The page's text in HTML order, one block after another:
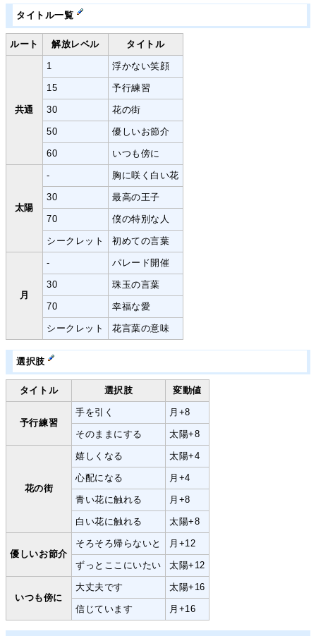
タイトル一覧
ルート 解放レベル タイトル
共通
1 浮かない笑顔
15 予行練習
30 花の街
50 優しいお節介
60 いつも傍に
太陽
- 胸に咲く白い花
30 最高の王子
70 僕の特別な人
シークレット 初めての言葉
月
- パレード開催
30 珠玉の言葉
70 幸福な愛
シークレット 花言葉の意味
選択肢
タイトル 選択肢 変動値
予行練習
手を引く 月+8
そのままにする 太陽+8
花の街
嬉しくなる 太陽+4
心配になる 月+4
青い花に触れる 月+8
白い花に触れる 太陽+8
優しいお節介
そろそろ帰らないと 月+12
ずっとここにいたい 太陽+12
いつも傍に
大丈夫です 太陽+16
信じています 月+16